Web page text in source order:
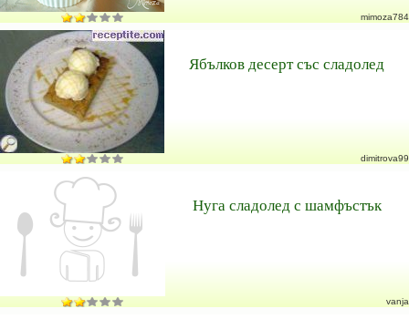
mimoza784
Ябълков десерт със сладолед
dimitrova99
Нуга сладолед с шамфъстък
vanja